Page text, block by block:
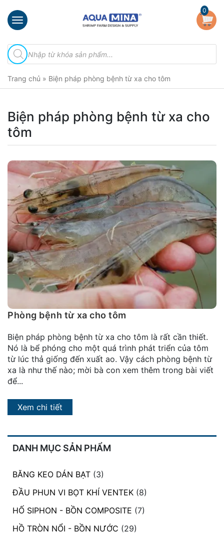
×
chủ
thiệu
phẩm
Đầu
Bọt
Khí
Ventek
Hướng
dẫn
lắp
đặt
Quy
định
Blog
sẻ
hệ
0
Tìm
kiếm
sản
Trang chủ » Biện pháp phòng bệnh từ xa cho tôm
DANH MỤC SẢN PHẨM
BĂNG KEO DÁN BẠT (3)
ĐẦU PHUN VI BỌT KHÍ VENTEK (8)
HỐ SIPHON - BỒN COMPOSITE (7)
HỒ TRÒN NỔI - BỒN NƯỚC (29)
Biện pháp phòng bệnh từ xa cho
tôm
Phòng bệnh từ xa cho tôm
Biện pháp phòng bệnh từ xa cho tôm là rất cần thiết.
Nó là bể phóng cho một quá trình phát triển của tôm
từ lúc thả giống đến xuất ao. Vậy cách phòng bệnh từ
xa là như thế nào; mời bà con xem thêm trong bài viết
để...
Xem chi tiết